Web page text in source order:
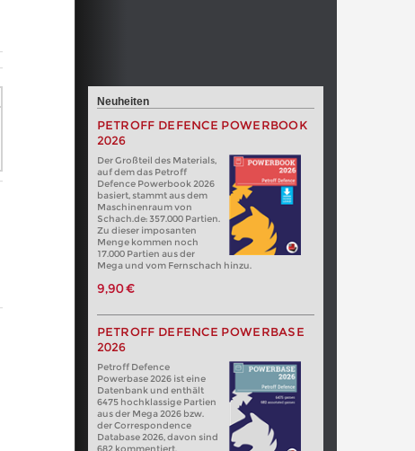
Neuheiten
PETROFF DEFENCE POWERBOOK
2026
Der Großteil des Materials,
auf dem das Petroff
Defence Powerbook 2026
basiert, stammt aus dem
Maschinenraum von
Schach.de: 357.000 Partien.
Zu dieser imposanten
Menge kommen noch
17.000 Partien aus der
Mega und vom Fernschach hinzu.
9,90 €
PETROFF DEFENCE POWERBASE
2026
Petroff Defence
Powerbase 2026 ist eine
Datenbank und enthält
6475 hochklassige Partien
aus der Mega 2026 bzw.
der Correspondence
Database 2026, davon sind